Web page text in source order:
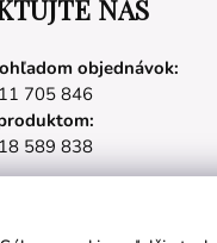
NÁS
objednávok:
705 846
589 838